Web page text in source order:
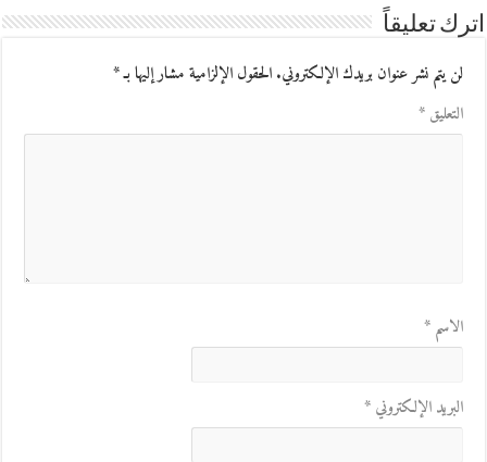
اترك تعليقاً
لن يتم نشر عنوان بريدك الإلكتروني.الحقول الإلزامية مشار إليها بـ*
التعليق*
الاسم*
البريد الإلكتروني*